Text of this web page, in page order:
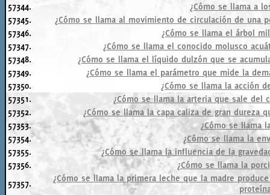
57344.
¿Cómo se llama a
57345.
¿Cómo se llama al movimiento de circulación de una
57346.
¿Cómo se llama el árbol
57347.
¿Cómo se llama el conocido molusco
57348.
¿Cómo se llama el líquido dulzón que se
57349.
¿Cómo se llama el parámetro que mide la
57350.
¿Cómo se llama la acción
57351.
¿Cómo se llama la arteria que sale del
57352.
¿Cómo se llama la capa caliza de gran
57353.
¿Cómo se llama
57354.
¿Cómo se llama la
57355.
¿Cómo se llama la influencia de la
57356.
¿Cómo se llama la
57357.
¿Cómo se llama la primera leche que la madre